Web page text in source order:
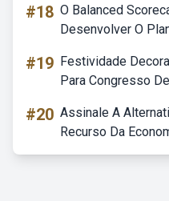
#18 O Balanced
Desenvolver O
#19 Festividade
Para Congresso
#20 Assinale A
Recurso Da